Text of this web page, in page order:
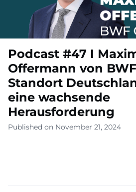
Podcast #47 I
Offermann von
Standort
eine wachsende
Herausforderung
Published on November 21, 2024